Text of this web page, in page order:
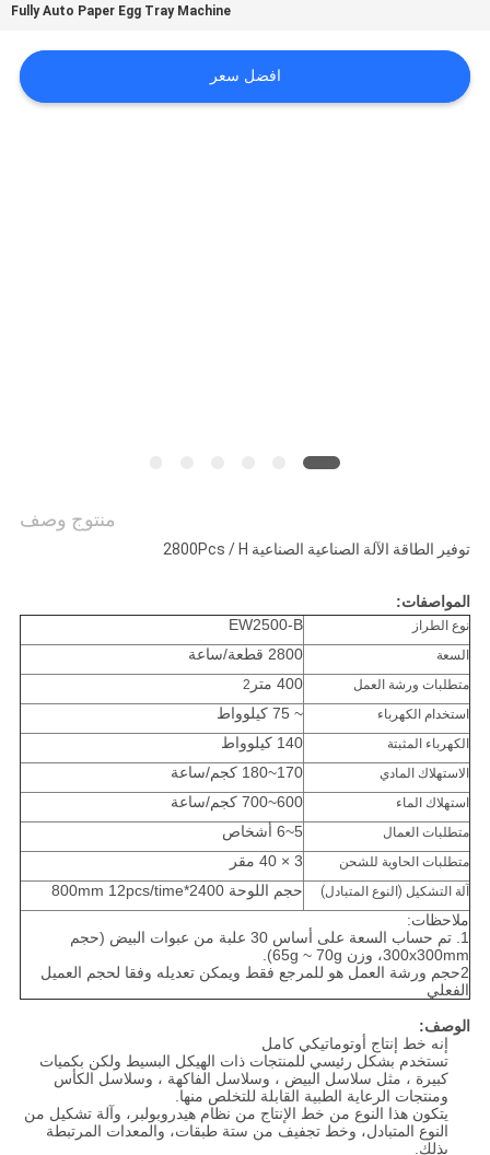
اتصل
Fully Auto Paper Egg Tray Machine
افضل سعر
منتوج وصف
توفير الطاقة الآلة الصناعية الصناعية 2800Pcs / H
المواصفات:
نوع الطراز EW2500-B
السعة 2800 قطعة/ساعة
متطلبات ورشة العمل 400 متر 2
استخدام الكهرباء ~ 75 كيلوواط
الكهرباء المثبتة 140 كيلوواط
الاستهلاك المادي 170~180 كجم/ساعة
استهلاك الماء 600~700 كجم/ساعة
متطلبات العمال 5~6 أشخاص
متطلبات الحاوية للشحن 3 × 40 مقر
آلة التشكيل (النوع المتبادل)
حجم اللوحة 2400*800mm 12pcs/time
ملاحظات:
1. تم حساب السعة على أساس 30 علبة من عبوات البيض (حجم
300x300mm، وزن 65g ~ 70g).
2حجم ورشة العمل هو للمرجع فقط ويمكن تعديله وفقا لحجم العميل
الفعلي
الوصف:
إنه خط إنتاج أوتوماتيكي كامل
تستخدم بشكل رئيسي للمنتجات ذات الهيكل البسيط ولكن بكميات
كبيرة ، مثل سلاسل البيض ، وسلاسل الفاكهة ، وسلاسل الكأس
ومنتجات الرعاية الطبية القابلة للتخلص منها.
يتكون هذا النوع من خط الإنتاج من نظام هيدروبولبر، وآلة تشكيل من
النوع المتبادل، وخط تجفيف من ستة طبقات، والمعدات المرتبطة
بذلك.